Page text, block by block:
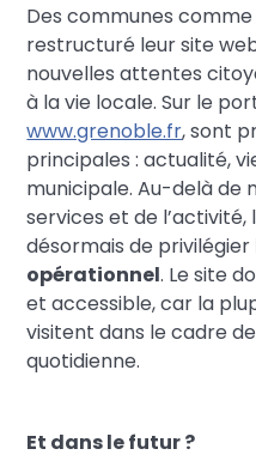
Des communes
restructuré leur site
nouvelles attentes
à la vie locale. Sur le
www.grenoble.fr, sont
principales : actualité,
municipale. Au-delà de
services et de
désormais de privilégier
opérationnel. Le site
et accessible, car la
visitent dans le cadre
quotidienne.
Et dans le futur ?